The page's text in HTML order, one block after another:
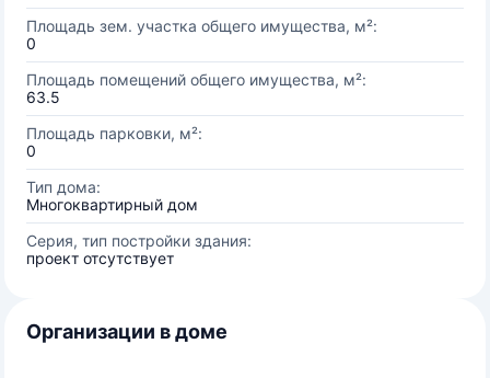
Площадь зем. участка общего имущества, м²:
0
Площадь помещений общего имущества, м²:
63.5
Площадь парковки, м²:
0
Тип дома:
Многоквартирный дом
Серия, тип постройки здания:
проект отсутствует
Организации в доме